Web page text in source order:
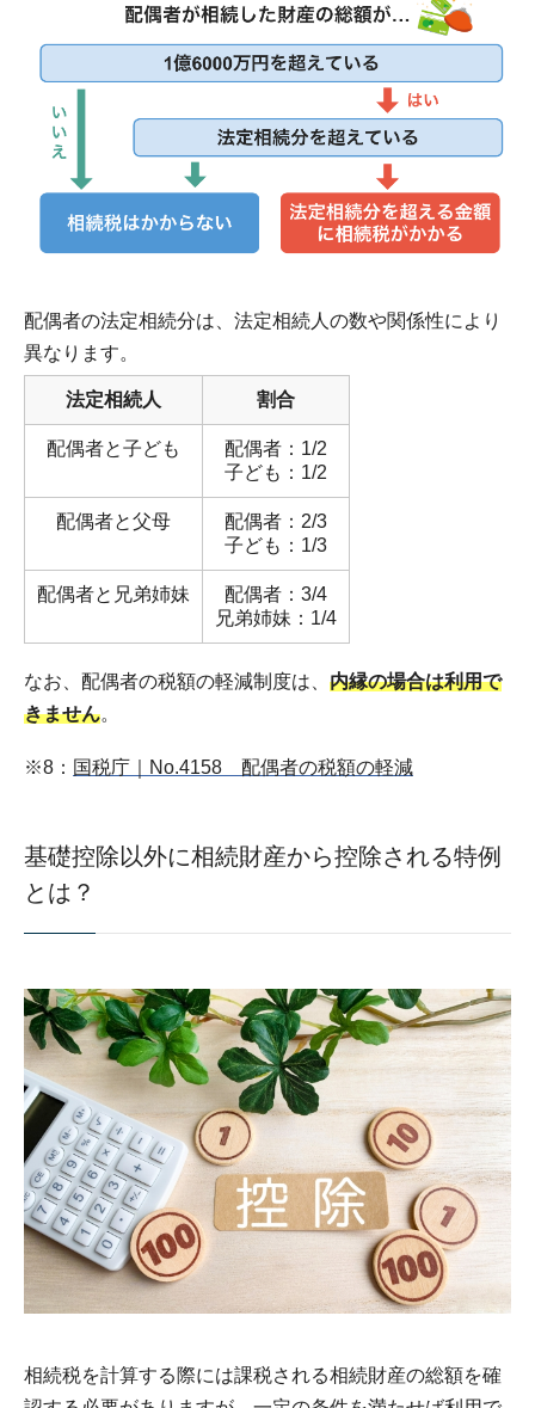
配偶者の法定相続分は、法定相続人の数や関係性により
異なります。
法定相続人 割合
配偶者と子ども
配偶者：1/2
子ども：1/2
配偶者と父母
配偶者：2/3
子ども：1/3
配偶者と兄弟姉妹
配偶者：3/4
兄弟姉妹：1/4
なお、配偶者の税額の軽減制度は、 内縁の場合は利用で
きません。
※8： 国税庁｜No.4158 配偶者の税額の軽減
基礎控除以外に相続財産から控除される特例
とは？
相続税を計算する際には課税される相続財産の総額を確